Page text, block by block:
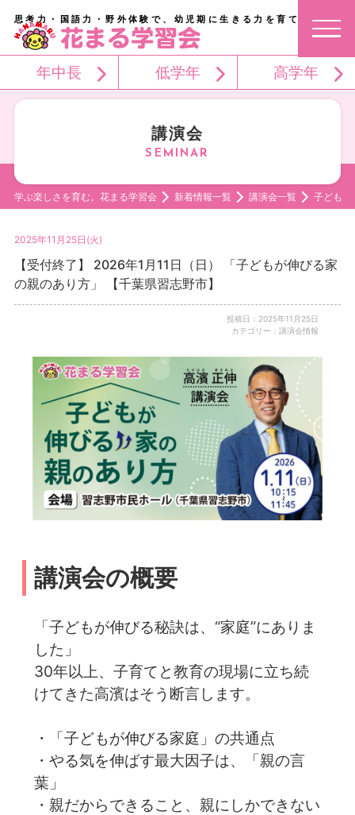
思考力・国語力・野外体験で、幼児期に生きる力を育てる。
年中長 低学年 高学年
講演会
学ぶ楽しさを育む。花まる学習会 新着情報一覧 講演会一覧 子どもが
2025年11月25日(火)
【受付終了】 2026年1月11日（日） 「子どもが伸びる家
の親のあり方」 【千葉県習志野市】
投稿日：2025年11月25日
カテゴリー：講演会情報
講演会の概要
「子どもが伸びる秘訣は、“家庭”にありま
した」
30年以上、子育てと教育の現場に立ち続
けてきた高濱はそう断言します。
・「子どもが伸びる家庭」の共通点
・やる気を伸ばす最大因子は、「親の言
葉」
・親だからできること、親にしかできない